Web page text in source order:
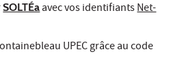
SOLTÉaavec vos identifiantsNet-
UPEC grâce au code